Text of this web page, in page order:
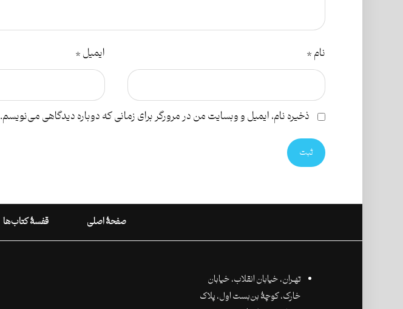
نام* ایمیل*
ذخیره نام، ایمیل و وبسایت من در مرورگر برای زمانی که دوباره دیدگاهی می‌نویسم.
ثبت
صفحۀ اصلی قفسۀ کتاب‌ها
تهـران،‌ خیابان انقلاب، خیابان
خارک، کوچۀ بن‌بست اول، پلاک